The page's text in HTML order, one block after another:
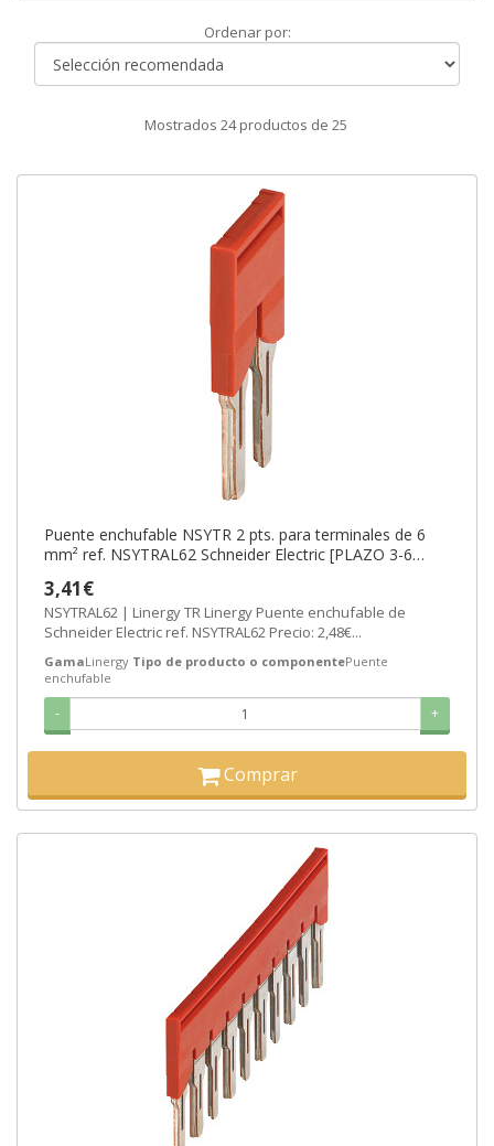
Ordenar por:Ordenar
Mostrados 24productos de 25
Puente enchufable NSYTR 2 pts. para terminales de 6
mm² ref. NSYTRAL62 Schneider Electric [PLAZO 3-6
3,41€
NSYTRAL62 | Linergy TR Linergy Puente enchufable de
Schneider Electric ref. NSYTRAL62 Precio: 2,48€...
GamaLinergy Tipo de producto o componentePuente
enchufable
- +
Comprar